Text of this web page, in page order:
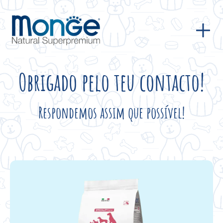
Obrigado pelo teu contacto!
Respondemos assim que possível!